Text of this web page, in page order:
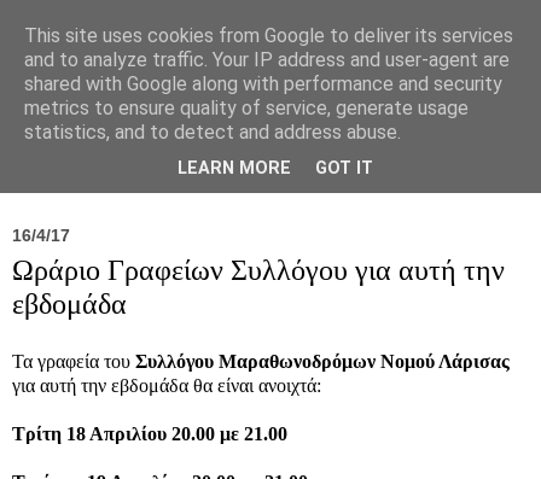
Σύλλογος Ιπποκράτειος
16/4/17
Ωράριο Γραφείων Συλλόγου για αυτή την
εβδομάδα
Τα γραφεία του Συλλόγου Μαραθωνοδρόμων Νομού Λάρισας
για αυτή την εβδομάδα θα είναι ανοιχτά:
Τρίτη 18 Απριλίου 20.00 με 21.00
This site uses cookies from Google to deliver its services
and to analyze traffic. Your IP address and user-agent are
shared with Google along with performance and security
metrics to ensure quality of service, generate usage
statistics, and to detect and address abuse.
LEARN MORE GOT IT